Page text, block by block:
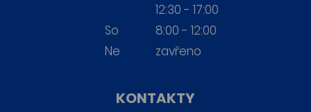
12:30 - 17:00
So
8:00 - 12:00
Ne
zavřeno
KONTAKTY